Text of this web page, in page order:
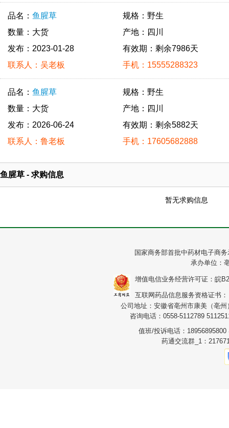
品名： 鱼腥草
数量：大货
发布：2023-01-28
联系人：吴老板
规格：野生
产地：四川
有效期：剩余7986天
手机：15555288323
品名： 鱼腥草
数量：大货
发布：2026-06-24
联系人：鲁老板
规格：野生
产地：四川
有效期：剩余5882天
手机：17605682888
鱼腥草 - 求购信息
暂无求购信息
国家商务部首批中药材电子商
承办单位：
增值电信业务经营许可证：皖
互联网药品信息服务资格证书
公司地址：安徽省亳州市康美（亳
咨询电话：0558-5112789
值班/投诉电话：18956895800
药通交流群_1：